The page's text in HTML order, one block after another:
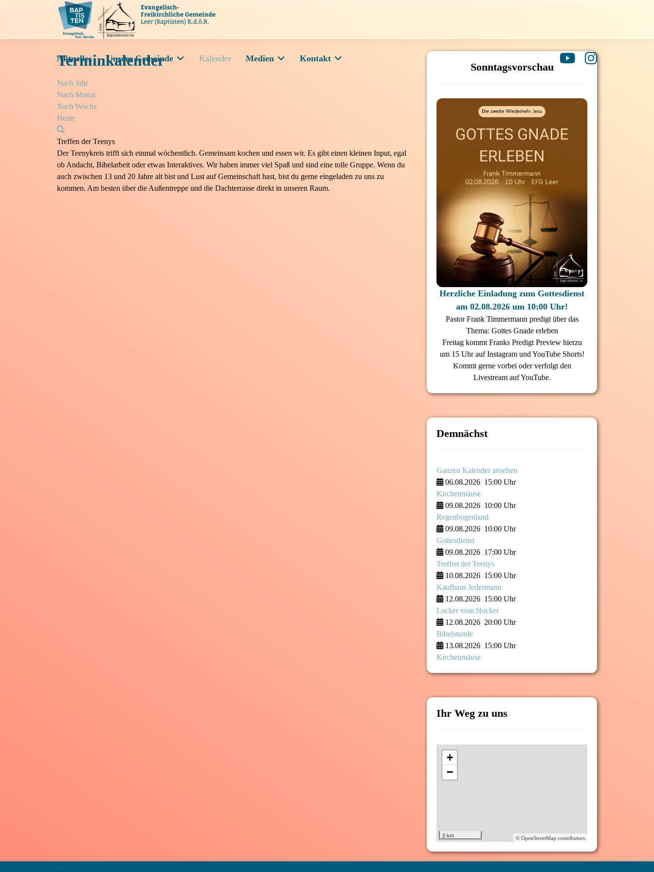
Aktuelles Unsere Gemeinde Kalender Medien Kontakt
Terminkalender
Nach Jahr
Nach Monat
Nach Woche
Heute
Treffen der Teenys
Der Teenykreis trifft sich einmal wöchentlich. Gemeinsam kochen und essen wir. Es gibt einen kleinen Input, egal
ob Andacht, Bibelarbeit oder etwas Interaktives. Wir haben immer viel Spaß und sind eine tolle Gruppe. Wenn du
auch zwischen 13 und 20 Jahre alt bist und Lust auf Gemeinschaft hast, bist du gerne eingeladen zu uns zu
kommen. Am besten über die Außentreppe und die Dachterrasse direkt in unseren Raum.
Sonntagsvorschau
Herzliche Einladung zum Gottesdienst
am 02.08.2026 um 10:00 Uhr!
Pastor Frank Timmermann predigt über das
Thema: Gottes Gnade erleben
Freitag kommt Franks Predigt Preview hierzu
um 15 Uhr auf Instagram und YouTube Shorts!
Kommt gerne vorbei oder verfolgt den
Livestream auf YouTube.
Demnächst
Ganzen Kalender ansehen
06.08.2026 15:00 Uhr
Kirchenmäuse
09.08.2026 10:00 Uhr
Regenbogenland
09.08.2026 10:00 Uhr
Gottesdienst
09.08.2026 17:00 Uhr
Treffen der Teenys
10.08.2026 15:00 Uhr
Kaufhaus Jedermann
12.08.2026 15:00 Uhr
Locker vom Hocker
12.08.2026 20:00 Uhr
Bibelstunde
13.08.2026 15:00 Uhr
Kirchenmäuse
Ihr Weg zu uns
+
−
2 km © OpenStreetMap contributors